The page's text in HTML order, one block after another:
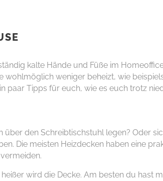
kalte Hände und Füße im
wohlmöglich weniger beheizt, wie
paar Tipps für euch, wie es euch trotz
über den Schreibtischstuhl legen? Oder
Die meisten Heizdecken haben eine
wird die Decke. Am besten du hast